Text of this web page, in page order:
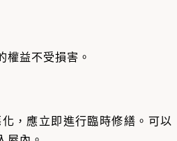
權益不受損害。
，應立即進行臨時修繕。可以